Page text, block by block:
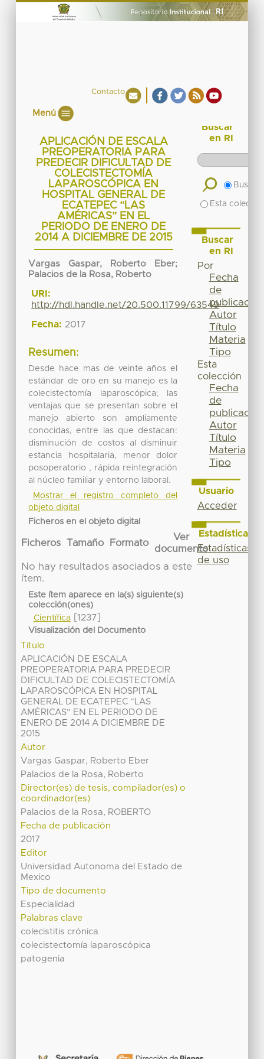
Contacto
Menú
APLICACIÓN DE ESCALA
PREOPERATORIA PARA
PREDECIR DIFICULTAD DE
COLECISTECTOMÍA
LAPAROSCÓPICA EN
HOSPITAL GENERAL DE
ECATEPEC “LAS
AMÉRICAS” EN EL
PERIODO DE ENERO DE
2014 A DICIEMBRE DE 2015
Vargas Gaspar, Roberto Eber;
Palacios de la Rosa, Roberto
URI:
http://hdl.handle.net/20.500.11799/63549
Fecha: 2017
Resumen:
Desde hace mas de veinte años el
estándar de oro en su manejo es la
colecistectomía laparoscópica; las
ventajas que se presentan sobre el
manejo abierto son ampliamente
conocidas, entre las que destacan:
disminución de costos al disminuir
estancia hospitalaria, menor dolor
posoperatorio , rápida reintegración
al núcleo familiar y entorno laboral.
Mostrar el registro completo del
objeto digital
Ficheros en el objeto digital
Ficheros Tamaño Formato
Ver
documento
No hay resultados asociados a este
ítem.
Este ítem aparece en la(s) siguiente(s)
colección(ones)
Científica[1237]
Visualización del Documento
Título
APLICACIÓN DE ESCALA
PREOPERATORIA PARA PREDECIR
DIFICULTAD DE COLECISTECTOMÍA
LAPAROSCÓPICA EN HOSPITAL
GENERAL DE ECATEPEC “LAS
AMÉRICAS” EN EL PERIODO DE
ENERO DE 2014 A DICIEMBRE DE
2015
Autor
Vargas Gaspar, Roberto Eber
Palacios de la Rosa, Roberto
Director(es) de tesis, compilador(es) o
coordinador(es)
Palacios de la Rosa, ROBERTO
Fecha de publicación
2017
Editor
Universidad Autonoma del Estado de
Mexico
Tipo de documento
Especialidad
Palabras clave
colecistitis crónica
colecistectomía laparoscópica
patogenia
Buscar
en RI
Buscar
Esta
Buscar
en RI
Por
Fecha
de
publicación
Autor
Título
Materia
Tipo
Esta
colección
Fecha
de
publicación
Autor
Título
Materia
Tipo
Usuario
Acceder
Estadísticas
Estadísticas
de uso